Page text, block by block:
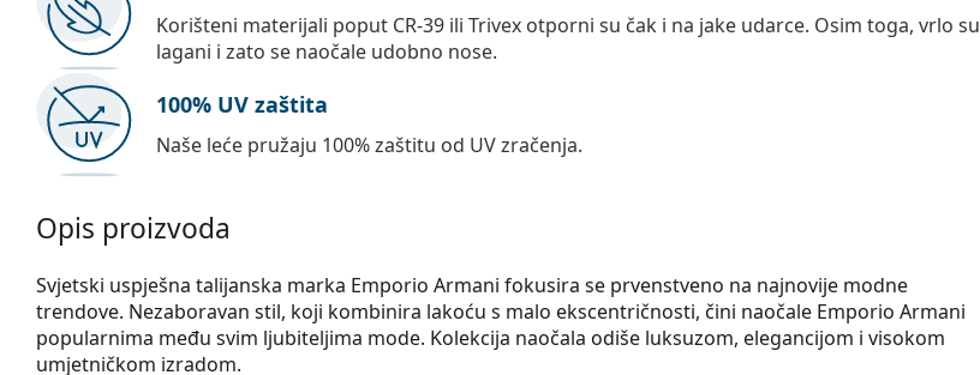
Korišteni materijali poput CR-39 ili Trivex otporni su čak i na jake udarce. Osim toga, vrlo su
lagani i zato se naočale udobno nose.
100% UV zaštita
Naše leće pružaju 100% zaštitu od UV zračenja.
Opis proizvoda
Svjetski uspješna talijanska marka Emporio Armani fokusira se prvenstveno na najnovije modne
trendove. Nezaboravan stil, koji kombinira lakoću s malo ekscentričnosti, čini naočale Emporio Armani
popularnima među svim ljubiteljima mode. Kolekcija naočala odiše luksuzom, elegancijom i visokom
umjetničkom izradom.